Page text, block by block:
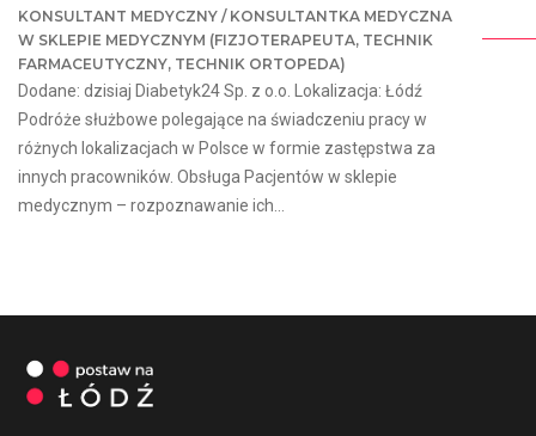
KONSULTANT MEDYCZNY / KONSULTANTKA MEDYCZNA
W SKLEPIE MEDYCZNYM (FIZJOTERAPEUTA, TECHNIK
FARMACEUTYCZNY, TECHNIK ORTOPEDA)
Dodane: dzisiaj Diabetyk24 Sp. z o.o. Lokalizacja: Łódź
Podróże służbowe polegające na świadczeniu pracy w
różnych lokalizacjach w Polsce w formie zastępstwa za
innych pracowników. Obsługa Pacjentów w sklepie
medycznym – rozpoznawanie ich...